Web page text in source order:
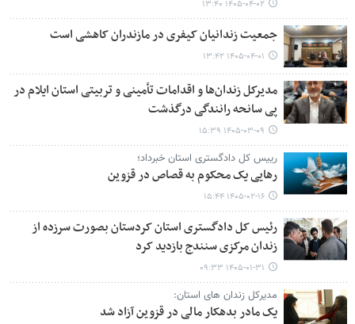
۱۴۰۵-۰۴-۰۲ ۱۳:۴۰
جمعیت زندانیان کیفری در مازندران کاهشی است
۱۴۰۵-۰۴-۰۱ ۱۳:۴۲
مدیرکل زندان‌ها و اقدامات تأمینی و تربیتی استان ایلام در
پی سانحه رانندگی درگذشت
۱۴۰۵-۰۳-۰۹ ۱۵:۳۹
رییس کل دادگستری استان خبرداد؛
رهایی یک محکوم به قصاص در قزوین
۱۴۰۵-۰۲-۱۶ ۱۵:۴۴
رئیس کل دادگستری استان کردستان بصورت سرزده از
زندان مرکزی سنندج بازدید کرد
۱۴۰۵-۰۱-۳۱ ۰۹:۳۳
مدیرکل زندان های استان:
یک مادر بدهکار مالی در قزوین آزاد شد